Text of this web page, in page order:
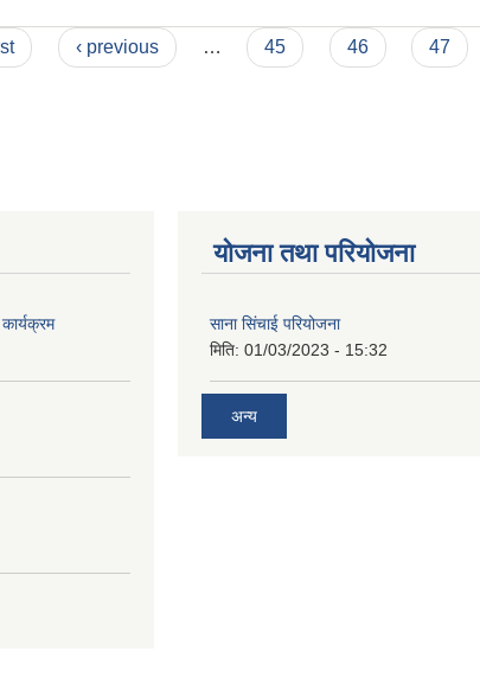
‹ previous … 45 46 47
योजना तथा परियोजना
साना सिंचाई परियोजना
मिति: 01/03/2023 - 15:32
अन्य